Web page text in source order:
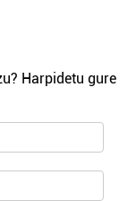
Harpidetu gure